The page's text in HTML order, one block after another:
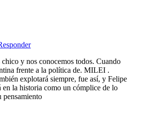
y nos conocemos todos. Cuando
frente a la política de. MILEI .
explotará siempre, fue así, y Felipe
en la historia como un cómplice de lo
pensamiento